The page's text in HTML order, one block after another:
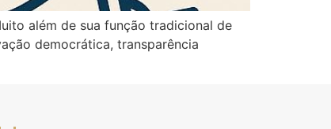
além de sua função tradicional de
democrática, transparência